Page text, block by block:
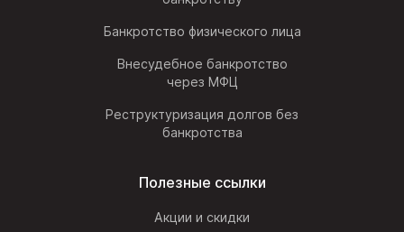
Банкротство физического лица
Внесудебное банкротство
через МФЦ
Реструктуризация долгов без
банкротства
Полезные ссылки
Акции и скидки